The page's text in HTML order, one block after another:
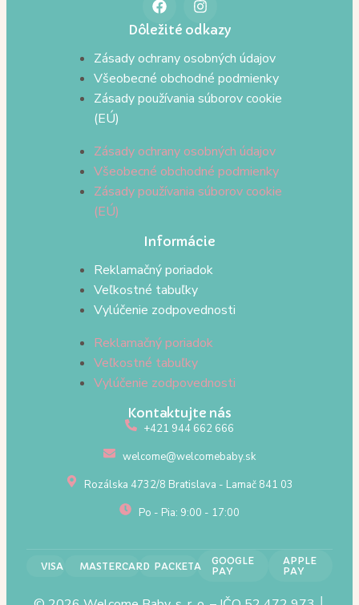
Dôležité odkazy
Zásady ochrany osobných údajov
Všeobecné obchodné podmienky
Zásady používania súborov cookie
(EÚ)
Zásady ochrany osobných údajov
Všeobecné obchodné podmienky
Zásady používania súborov cookie
(EÚ)
Informácie
Reklamačný poriadok
Veľkostné tabuľky
Vylúčenie zodpovednosti
Reklamačný poriadok
Veľkostné tabuľky
Vylúčenie zodpovednosti
Kontaktujte nás
+421 944 662 666
welcome@welcomebaby.sk
Rozálska 4732/8 Bratislava - Lamač 841 03
Po - Pia: 9:00 - 17:00
VISA MASTERCARD PACKETA
GOOGLE
PAY
APPLE
PAY